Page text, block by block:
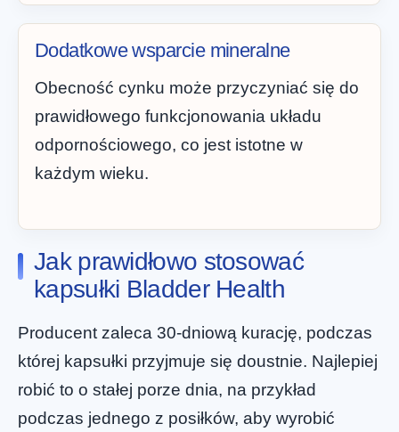
Dodatkowe wsparcie mineralne
Obecność cynku może przyczyniać się do
prawidłowego funkcjonowania układu
odpornościowego, co jest istotne w
każdym wieku.
Jak prawidłowo stosować
kapsułki Bladder Health
Producent zaleca 30-dniową kurację, podczas
której kapsułki przyjmuje się doustnie. Najlepiej
robić to o stałej porze dnia, na przykład
podczas jednego z posiłków, aby wyrobić